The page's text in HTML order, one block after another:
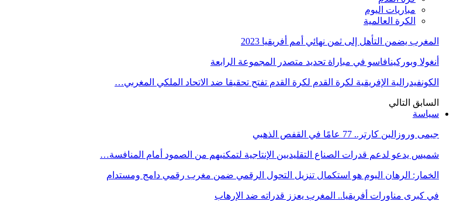
مباريات اليوم
الكرة العالمية
المغرب يضمن التأهل إلى ثمن نهائي أمم أفريقيا 2023
أنغولا وبوركينافاسو في مباراة تحديد متصدر المجموعة الرابعة
الكونفيدرالية الإفريقية لكرة القدم لكرة القدم تفتح تحقيقا ضد الاتحاد الملكي المغربي…
السابق التالي
سياسة
جيمى وروزالين كارتر.. 77 عامًا في القفص الذهبي
شميس يدعو لدعم قدرات الصناع التقليديين الإنتاجية لتمكنيهم من الصمود أمام المنافسة…
الخمار: الرهان اليوم هو استكمال تنزيل التحول الرقمي ضمن مغرب رقمي دامج ومستدام
في كبرى مناورات أفريقيا.. المغرب يعزز قدراته ضد الإرهاب